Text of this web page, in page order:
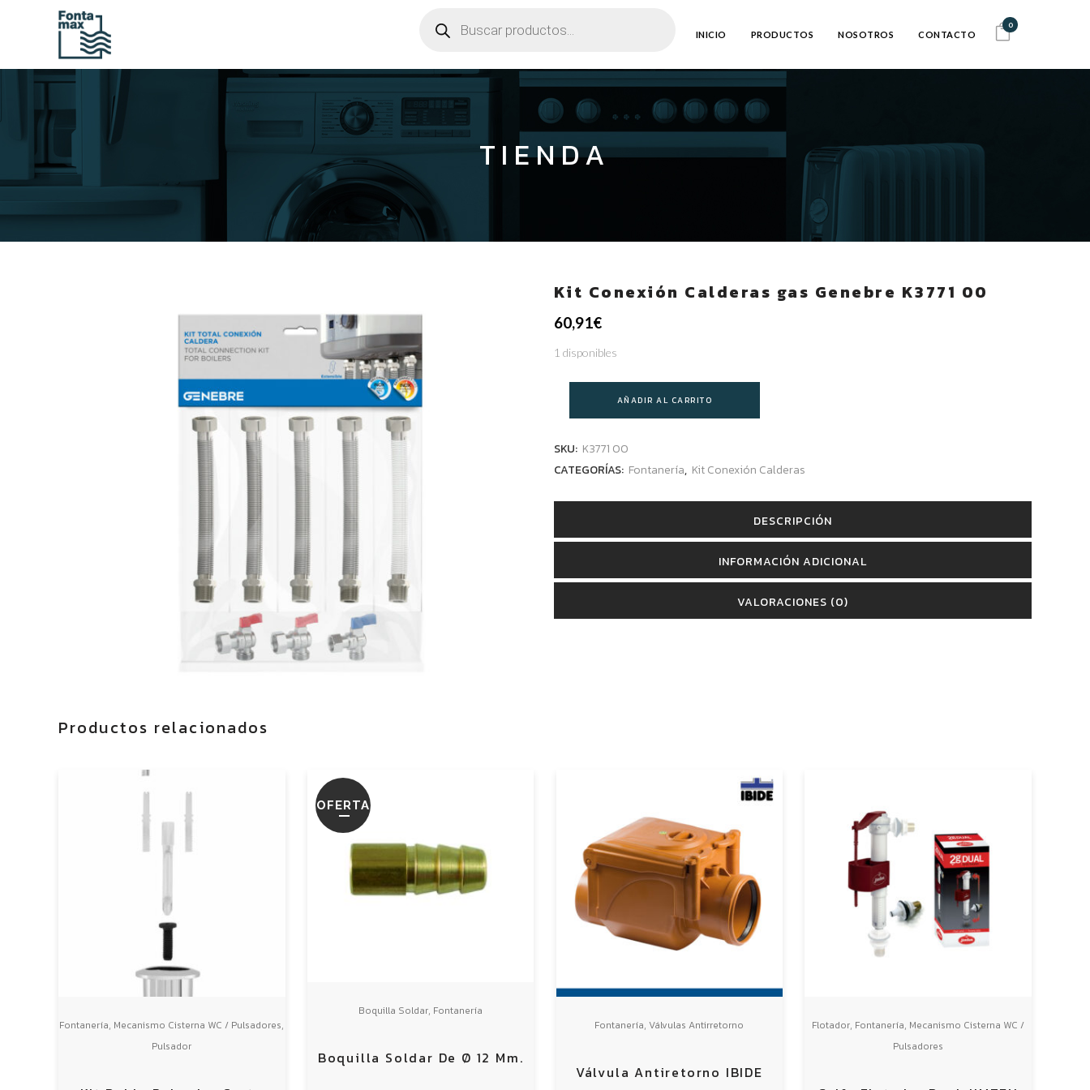
0
productos INICIO PRODUCTOS NOSOTROS CONTACTO
TIENDA
Kit Conexión Calderas gas Genebre K3771 00
60,91€
1 disponibles
AÑADIR AL CARRITO
SKU: K3771 00
CATEGORÍAS: Fontanería, Kit Conexión Calderas
DESCRIPCIÓN
INFORMACIÓN ADICIONAL
VALORACIONES (0)
Productos relacionados
Fontanería, Mecanismo Cisterna WC / Pulsadores,
Pulsador
OFERTA
Boquilla Soldar, Fontanería
Boquilla Soldar De Ø 12 Mm.
Fontanería,Válvulas Antirretorno
Válvula Antiretorno IBIDE
Flotador, Fontanería, Mecanismo Cisterna WC /
Pulsadores